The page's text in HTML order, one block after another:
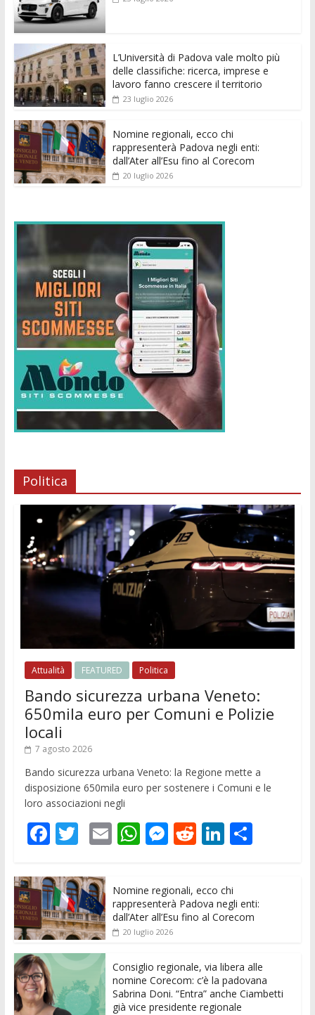
o
o
k p er
L’Università di Padova vale molto più
delle classifiche: ricerca, imprese e
lavoro fanno crescere il territorio
23 luglio 2026
Nomine regionali, ecco chi
rappresenterà Padova negli enti:
dall’Ater all’Esu fino al Corecom
20 luglio 2026
Politica
Attualità FEATURED Politica
Bando sicurezza urbana Veneto:
650mila euro per Comuni e Polizie
locali
7 agosto 2026
Bando sicurezza urbana Veneto: la Regione mette a
disposizione 650mila euro per sostenere i Comuni e le
loro associazioni negli
F
e
b
o
o
k
T
itt
er
E
l
W
s
A
p
p
M
ss
e
n
er
R
di
t
Li
k
e
dI
C
di
vi
Nomine regionali, ecco chi
rappresenterà Padova negli enti:
dall’Ater all’Esu fino al Corecom
20 luglio 2026
Consiglio regionale, via libera alle
nomine Corecom: c’è la padovana
Sabrina Doni. “Entra” anche Ciambetti
già vice presidente regionale